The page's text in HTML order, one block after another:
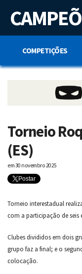
t
n
COMPETIÇÕES
Torneio
(ES)
em30 novembro 2025
Postar
Torneio interestadual
com a participação de seis
Clubes divididos em dois
grupo faz a final; e o
colocação.